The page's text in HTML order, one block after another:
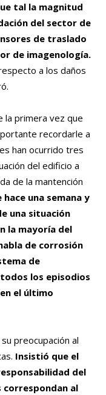
tal la magnitud
del sector de
de traslado
de imagenología.
a los daños
la primera vez que
recordarle a
han ocurrido tres
del edificio a
de la mantención
una semana y
una situación
la mayoría del
de corrosión
de
los episodios
el último
preocupación al
Insistió que el
del
correspondan al